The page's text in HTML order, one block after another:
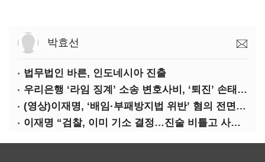
박효선
법무법인 바른, 인도네시아 진출
우리은행 ‘라임 징계’ 소송 변호사비, ‘퇴진’ 손태승 회장 개인이 납부하나
(영상)이재명, ‘배임·부패방지법 위반’ 혐의 전면 반박(종합)
이재명 “검찰, 이미 기소 결정…진술 비틀고 사건 조작에 악용”